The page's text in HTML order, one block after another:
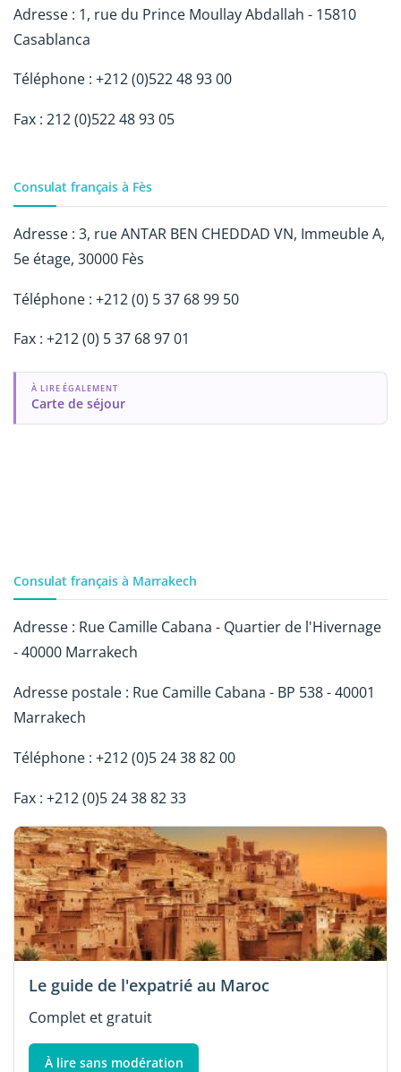
Adresse : 1, rue du Prince Moullay Abdallah - 15810
Casablanca
Téléphone : +212 (0)522 48 93 00
Fax : 212 (0)522 48 93 05
Consulat français à Fès
Adresse : 3, rue ANTAR BEN CHEDDAD VN, Immeuble A,
5e étage, 30000 Fès
Téléphone : +212 (0) 5 37 68 99 50
Fax : +212 (0) 5 37 68 97 01
À LIRE ÉGALEMENT
Carte de séjour
Consulat français à Marrakech
Adresse : Rue Camille Cabana - Quartier de l'Hivernage
- 40000 Marrakech
Adresse postale : Rue Camille Cabana - BP 538 - 40001
Marrakech
Téléphone : +212 (0)5 24 38 82 00
Fax : +212 (0)5 24 38 82 33
Le guide de l'expatrié au Maroc
Complet et gratuit
À lire sans modération